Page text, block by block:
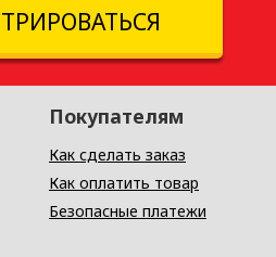
Покупателям
Как сделать заказ
Как оплатить товар
Безопасные платежи